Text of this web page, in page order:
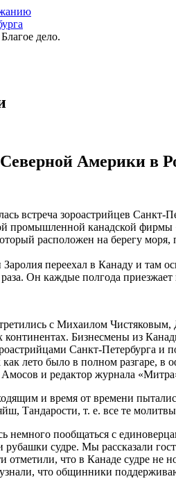
дело.
Америки в
встреча зороастрийцев
промышленной канадской
расположен на берегу
переехал в Канаду и там
Он каждые полгода
с Михаилом
континентах. Бизнесмены из
Санкт-Петербурга и
лето было в полном разгаре, в
и редактор журнала
и время от времени
Тандарости, т. е. все те
немного пообщаться с
судре. Мы рассказали
отметили, что в Канаде судре
что общинники